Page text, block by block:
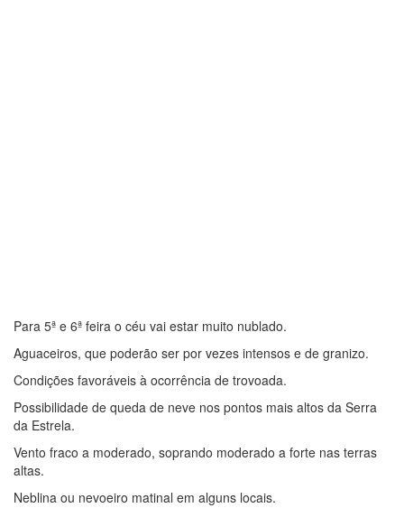
Para 5ª e 6ª feira o céu vai estar muito nublado.
Aguaceiros, que poderão ser por vezes intensos e de granizo.
Condições favoráveis à ocorrência de trovoada.
Possibilidade de queda de neve nos pontos mais altos da Serra
da Estrela.
Vento fraco a moderado, soprando moderado a forte nas terras
altas.
Neblina ou nevoeiro matinal em alguns locais.